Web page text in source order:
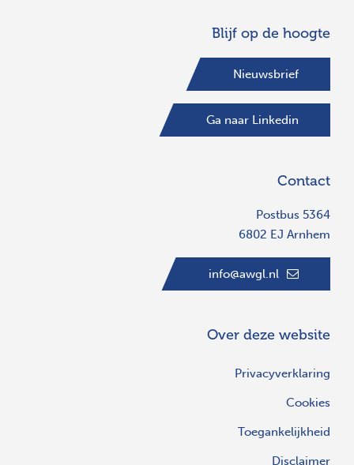
Blijf op de hoogte
Nieuwsbrief
Ga naar Linkedin
Contact
Postbus 5364
6802 EJ Arnhem
info@awgl.nl
Over deze website
Privacyverklaring
Cookies
Toegankelijkheid
Disclaimer